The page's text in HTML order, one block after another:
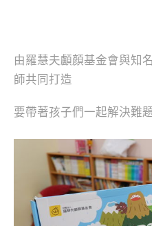
由羅慧夫顱顏基金會與知
師共同打造
要帶著孩子們一起解決難